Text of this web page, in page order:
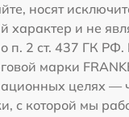
носят
характер и не
п. 2 ст. 437 ГК
марки
целях —
с которой мы